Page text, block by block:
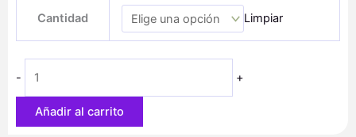
precios:
desde
19,90 €
Cantidad Limpiar
-
Kush
CBD
cantidad
+
Añadir al carrito